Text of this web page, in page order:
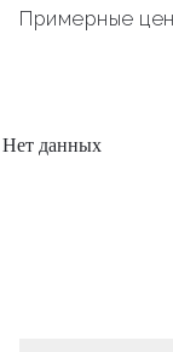
Примерные
Нет данных